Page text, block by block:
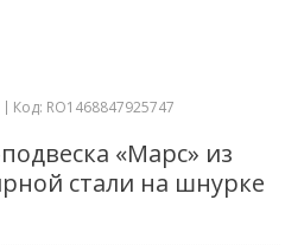
Код: RO1468847925747
«Марс» из
стали на шнурке